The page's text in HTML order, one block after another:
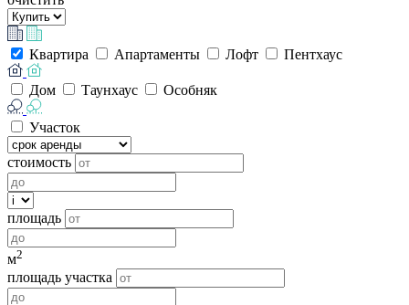
Квартира Апартаменты Лофт Пентхаус
Дом Таунхаус Особняк
Участок
стоимость
площадь
м2
площадь участка